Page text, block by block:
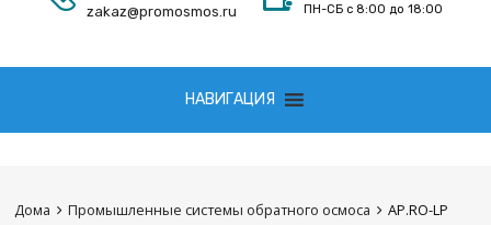
zakaz@promosmos.ru ПН-СБ с 8:00 до 18:00
НАВИГАЦИЯ
Дома Промышленные системы обратного осмоса
AP.RO-LP